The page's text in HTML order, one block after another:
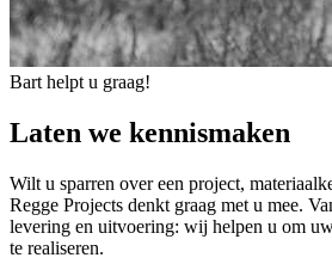
Bart helpt u graag!
Laten we kennismaken
Wilt u sparren over een project,
Regge Projects denkt graag met u mee.
levering en uitvoering: wij helpen u om
te realiseren.